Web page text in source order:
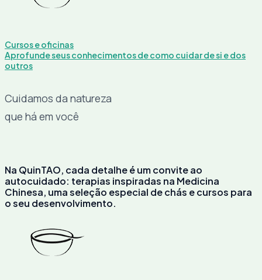
Cursos e oficinas
Aprofunde seus conhecimentos de como cuidar de si e dos
outros
Cuidamos da natureza
que há em você
Na QuinTAO, cada detalhe é um convite ao
autocuidado: terapias inspiradas na Medicina
Chinesa, uma seleção especial de chás e cursos para
o seu desenvolvimento.